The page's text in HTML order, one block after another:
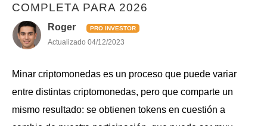
COMPLETA PARA 2026
Roger PRO INVESTOR
Actualizado 04/12/2023
Minar criptomonedas es un proceso que puede variar
entre distintas criptomonedas, pero que comparte un
mismo resultado: se obtienen tokens en cuestión a